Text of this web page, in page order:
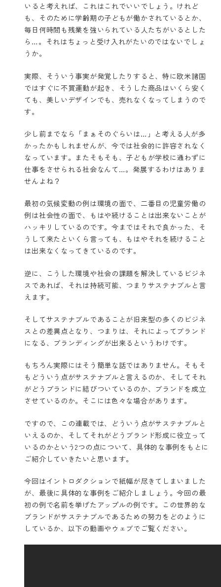
いると考えれば、これはこれでいいでしょう。けれど
も、そのために学齢期の子どもが働かされているとか、
毎日何時間も残業を強いられている人たちがいるとした
ら…。それはちょっと受け入れがたいのではないでしょ
うか。
実際、そういう事実が発覚したりすると、特に欧米諸国
ではすぐに不買運動が起き、そうした商品はいくら安く
ても、美しいデザインでも、売れなくなってしまうので
す。
少し前までなら「まぁそのぐらいは…」と考える人が多
かったかもしれませんが、今では社会的に許容されなく
なっています。またそもそも、子どもが学校に通わずに
仕事をさせられる社会なんて…。発展するわけはありま
せんよね？
最初の気候変動の例は環境の面で、二番目の児童労働の
例は社会性の面で、もはや続けることは出来ないことが
ハッキリしているのです。今まではそれで良かった、そ
うして来たといくら言っても、もはやそれを続けること
は出来なくなってきているのです。
逆に、こうした環境や社会の課題を解決しているビジネ
スであれば、それは持続可能、つまりサステナブルと言
えます。
そしてサステナブルであることが旧来型の多くのビジネ
スとの差異点となり、つまりは、それによってブランド
になる、ブランディングが出来るというわけです。
もちろん実際にはそう簡単な話ではありません。そもそ
もどういう点がサステナブルと言えるのか、そしてそれ
がどうブランドに結びついているのか、ブランドを成立
させているのか。そこには色々な場合があります。
ですので、この連載では、どういう点がサステナブルと
いえるのか、そしてそれがどうブランド形成に役立って
いるのかという2つの点について、具体的な事例をもとに
ご紹介していきたいと思います。
今回はイントロダクションで紙幅が尽きてしまいました
が、最後に具体的な事例をご紹介しましょう。今回の最
初の例で名前を挙げたアップルの例です。この世界的な
ブランドがサステナブルであるための努力をどのように
しているか、以下の動画やウェブでご覧ください。